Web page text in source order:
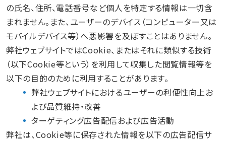
の氏名、住所、電話番号など個人を特定する情報は一切含
まれません。また、ユーザーのデバイス（コンピューター又は
モバイルデバイス等）へ悪影響を及ぼすことはありません。
弊社ウェブサイトではCookie、またはそれに類似する技術
（以下Cookie等という）を利用して収集した閲覧情報等を
以下の目的のために利用することがあります。
弊社ウェブサイトにおけるユーザーの利便性向上お
よび品質維持・改善
ターゲティング広告配信および広告活動
弊社は、Cookie等に保存された情報を以下の広告配信サ